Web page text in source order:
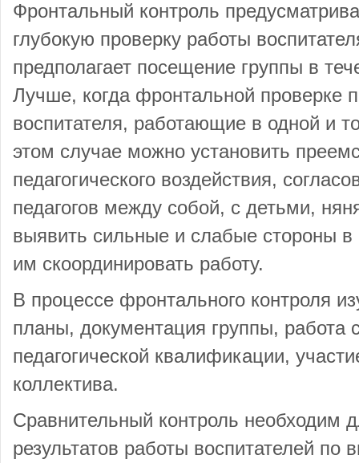
Фронтальный контроль
глубокую проверку работы
предполагает посещение группы в
Лучше, когда фронтальной проверке
воспитателя, работающие в одной и
этом случае можно установить
педагогического воздействия,
педагогов между собой, с детьми,
выявить сильные и слабые стороны в
им скоординировать работу.
В процессе фронтального контроля
планы, документация группы, работа
педагогической квалификации,
коллектива.
Сравнительный контроль необходим
результатов работы воспитателей